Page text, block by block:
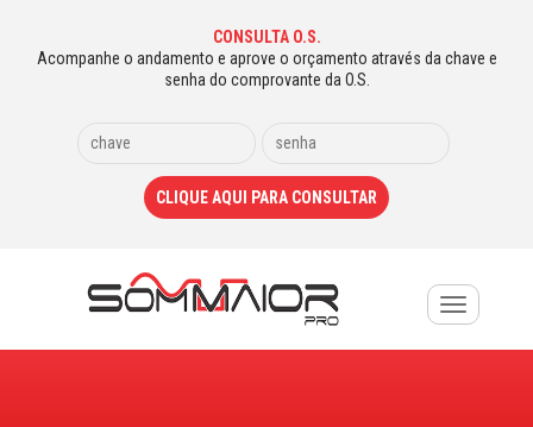
CONSULTA O.S.
Acompanhe o andamento e aprove o orçamento através da chave e
senha do comprovante da O.S.
Toggle
navigation